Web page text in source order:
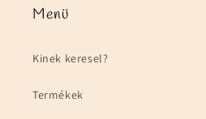
Menü
Kinek keresel?
Termékek